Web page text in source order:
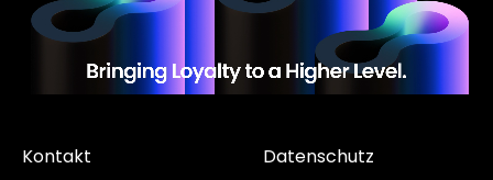
Kontakt
Datenschutz